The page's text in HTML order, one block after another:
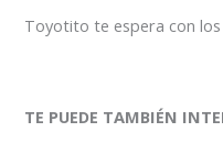
Toyotito te espera con
TE PUEDE TAMBIÉN